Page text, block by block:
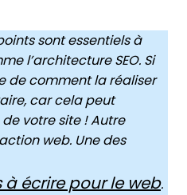
sont essentiels à
l’architecture SEO. Si
de comment la réaliser
car cela peut
votre site ! Autre
web. Une des
écrire pour le web.